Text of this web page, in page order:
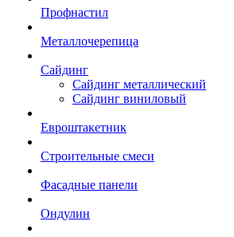
Профнастил
Металлочерепица
Сайдинг
Сайдинг металлический
Сайдинг виниловый
Евроштакетник
Строительные смеси
Фасадные панели
Ондулин